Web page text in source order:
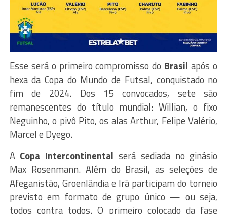
Esse será o primeiro compromisso do Brasil após o
hexa da Copa do Mundo de Futsal, conquistado no
fim de 2024. Dos 15 convocados, sete são
remanescentes do título mundial: Willian, o fixo
Neguinho, o pivô Pito, os alas Arthur, Felipe Valério,
Marcel e Dyego.
A Copa Intercontinental será sediada no ginásio
Max Rosenmann. Além do Brasil, as seleções de
Afeganistão, Groenlândia e Irã participam do torneio
previsto em formato de grupo único — ou seja,
todos contra todos. O primeiro colocado da fase